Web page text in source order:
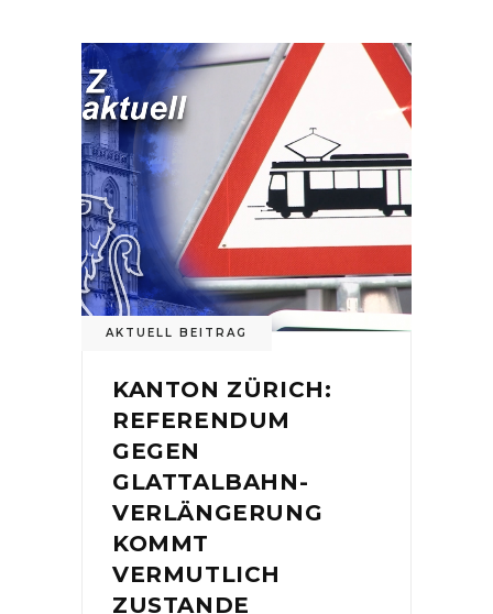
AKTUELL BEITRAG
KANTON ZÜRICH:
REFERENDUM
GEGEN
GLATTALBAHN-
VERLÄNGERUNG
KOMMT
VERMUTLICH
ZUSTANDE